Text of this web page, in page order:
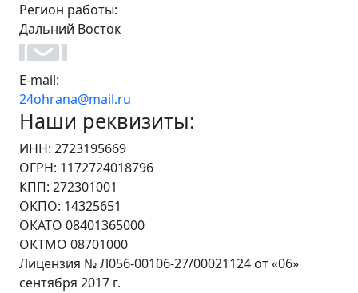
Регион работы:
Дальний Восток
E-mail:
24ohrana@mail.ru
Наши реквизиты:
ИНН: 2723195669
ОГРН: 1172724018796
КПП: 272301001
ОКПО: 14325651
ОКАТО 08401365000
ОКТМО 08701000
Лицензия № Л056-00106-27/00021124 от «06»
сентября 2017 г.